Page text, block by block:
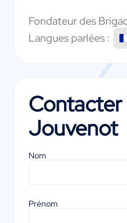
Fondateur des
Langues parlées :
Contacter
Jouvenot
Nom
Prénom